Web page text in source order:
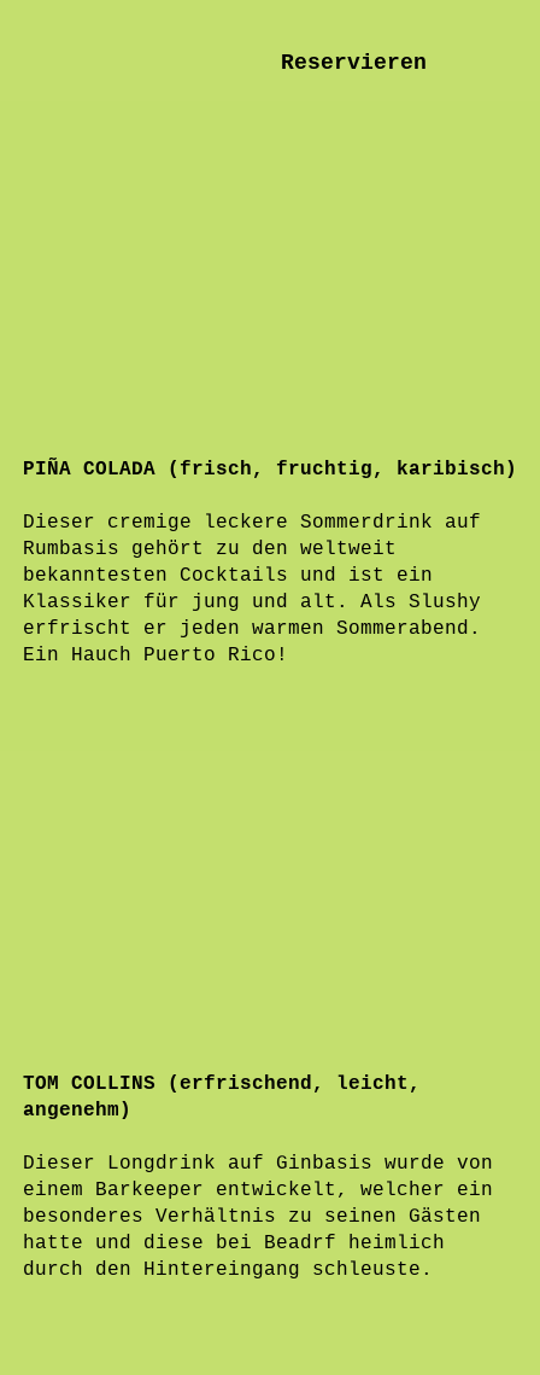
Reservieren
PIÑA COLADA (frisch, fruchtig, karibisch)
Dieser cremige leckere Sommerdrink auf
Rumbasis gehört zu den weltweit
bekanntesten Cocktails und ist ein
Klassiker für jung und alt. Als Slushy
erfrischt er jeden warmen Sommerabend.
Ein Hauch Puerto Rico!
TOM COLLINS (erfrischend, leicht,
angenehm)
Dieser Longdrink auf Ginbasis wurde von
einem Barkeeper entwickelt, welcher ein
besonderes Verhältnis zu seinen Gästen
hatte und diese bei Beadrf heimlich
durch den Hintereingang schleuste.